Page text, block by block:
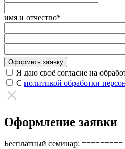
это
поле
пустым.
имя и отчество*
Я даю своё согласие на
С политикой обработки
Оформление заявки
Бесплатный семинар: =========